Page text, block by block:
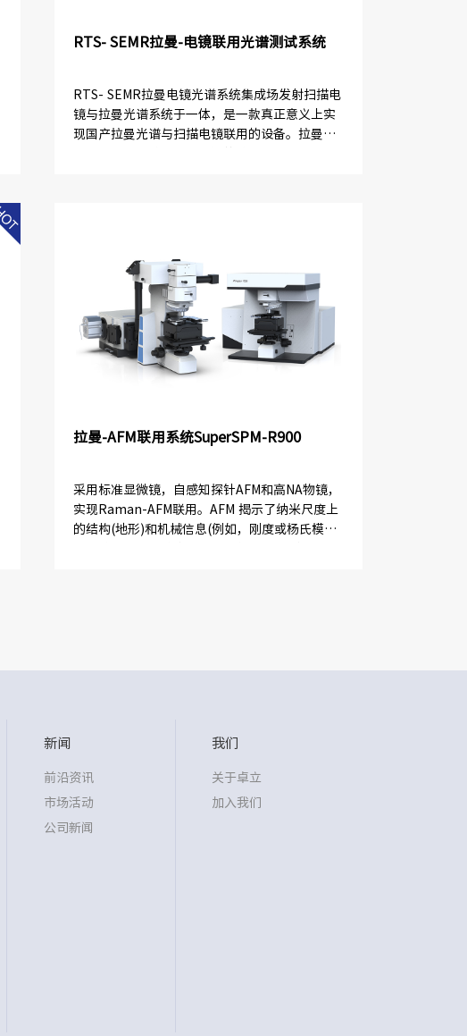
RTS- SEMR拉曼-电镜联用光谱测试系统
RTS- SEMR拉曼电镜光谱系统集成场发射扫描电
镜与拉曼光谱系统于一体，是一款真正意义上实
现国产拉曼光谱与扫描电镜联用的设备。拉曼电
拉曼-AFM联用系统SuperSPM-R900
采用标准显微镜，自感知探针AFM和高NA物镜，
实现Raman-AFM联用。AFM 揭示了纳米尺度上
的结构(地形)和机械信息(例如，刚度或杨氏模
新闻
前沿资讯
市场活动
公司新闻
我们
关于卓立
加入我们